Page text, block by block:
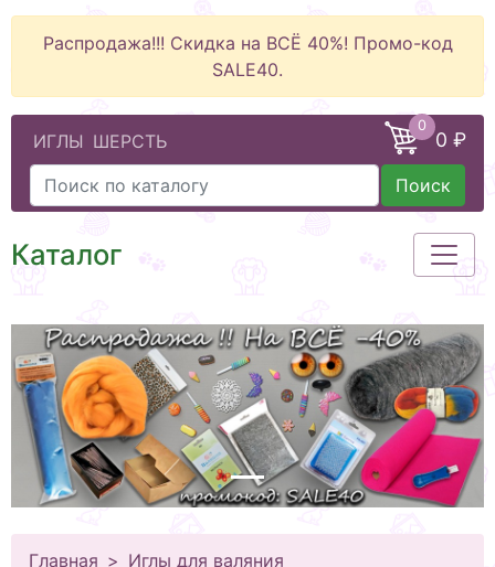
Распродажа!!! Скидка на ВСЁ 40%! Промо-код
SALE40.
ИГЛЫ ШЕРСТЬ
0
0 ₽
Поиск
Каталог
Главная
Иглы для валяния